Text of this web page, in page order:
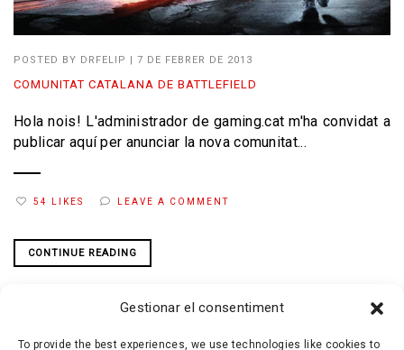
Gestionar el consentiment
To provide the best experiences, we use technologies like cookies to
POSTED BY DRFELIP | 7 DE FEBRER DE 2013
COMUNITAT CATALANA DE BATTLEFIELD
Hola nois! L'administrador de gaming.cat m'ha convidat a
publicar aquí per anunciar la nova comunitat...
54 LIKES LEAVE A COMMENT
CONTINUE READING
1 2 … 18 19 20